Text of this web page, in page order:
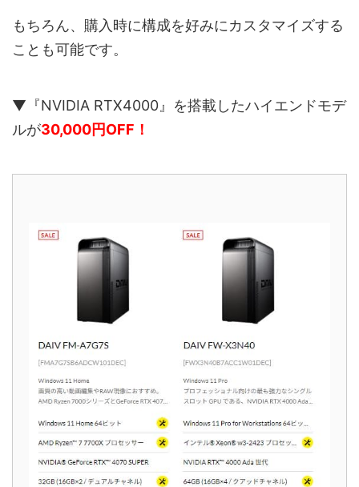
もちろん、購入時に構成を好みにカスタマイズする
ことも可能です。
▼『NVIDIA RTX4000』を搭載したハイエンドモデ
ルが30,000円OFF！